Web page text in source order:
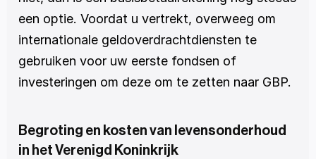
een optie. Voordat u vertrekt, overweeg om
internationale geldoverdrachtdiensten te
gebruiken voor uw eerste fondsen of
investeringen om deze om te zetten naar GBP.
Begroting en kosten van levensonderhoud
in het Verenigd Koninkrijk